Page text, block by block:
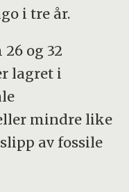
i tre år.
og 32
lagret i
mindre like
av fossile